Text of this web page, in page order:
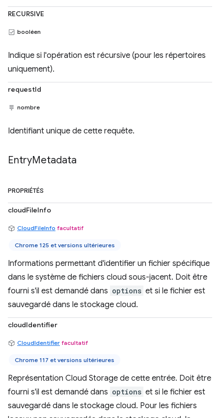
RECURSIVE
booléen
Indique si l'opération est récursive (pour les répertoires
uniquement).
requestId
nombre
Identifiant unique de cette requête.
EntryMetadata
PROPRIÉTÉS
cloudFileInfo
CloudFileInfo facultatif
Chrome 125 et versions ultérieures
Informations permettant d'identifier un fichier spécifique
dans le système de fichiers cloud sous-jacent. Doit être
fourni s'il est demandé dans options et si le fichier est
sauvegardé dans le stockage cloud.
cloudIdentifier
CloudIdentifier facultatif
Chrome 117 et versions ultérieures
Représentation Cloud Storage de cette entrée. Doit être
fourni s'il est demandé dans options et si le fichier est
sauvegardé dans le stockage cloud. Pour les fichiers